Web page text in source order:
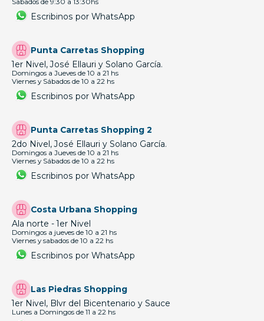
Sabados de 9:30 a 13:30hs
Escribinos por WhatsApp
Punta Carretas Shopping
1er Nivel, José Ellauri y Solano García.
Domingos a Jueves de 10 a 21 hs
Viernes y Sábados de 10 a 22 hs
Escribinos por WhatsApp
Punta Carretas Shopping 2
2do Nivel, José Ellauri y Solano García.
Domingos a Jueves de 10 a 21 hs
Viernes y Sábados de 10 a 22 hs
Escribinos por WhatsApp
Costa Urbana Shopping
Ala norte - 1er Nivel
Domingos a jueves de 10 a 21 hs
Viernes y sabados de 10 a 22 hs
Escribinos por WhatsApp
Las Piedras Shopping
1er Nivel, Blvr del Bicentenario y Sauce
Lunes a Domingos de 11 a 22 hs